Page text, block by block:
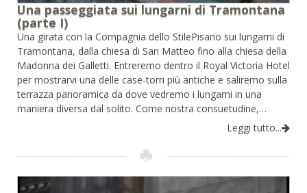
Una passeggiata sui lungarni di Tramontana
(parte I)
Una girata con la Compagnia dello StilePisano sui lungarni di
Tramontana, dalla chiesa di San Matteo fino alla chiesa della
Madonna dei Galletti. Entreremo dentro il Royal Victoria Hotel
per mostrarvi una delle case-torri più antiche e saliremo sulla
terrazza panoramica da dove vedremo i lungarni in una
maniera diversa dal solito. Come nostra consuetudine,…
Leggi tutto...